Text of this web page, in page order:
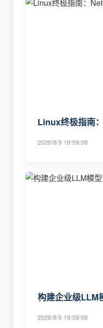
Linux终极指南
2026/8/9 19:59:08
构建企业级LLM
2026/8/9 19:59:08